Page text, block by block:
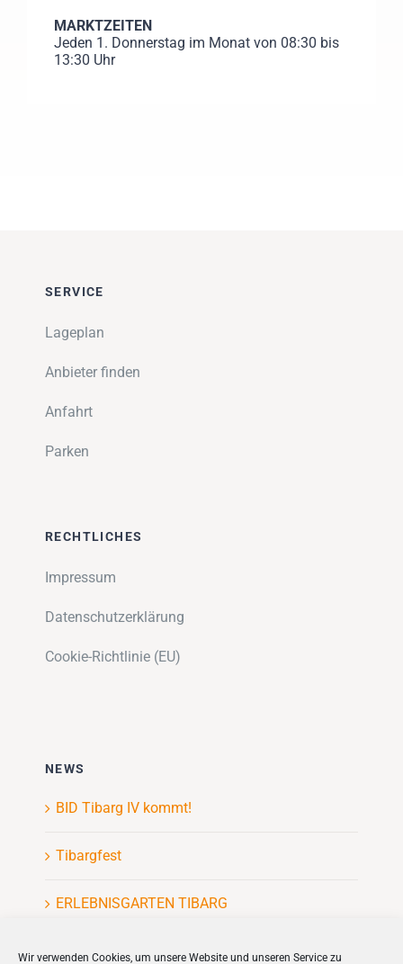
Wir verwenden Cookies, um unsere Website und unseren Service zu
MARKTZEITEN
Jeden 1. Donnerstag im Monat von 08:30 bis
13:30 Uhr
SERVICE
Lageplan
Anbieter finden
Anfahrt
Parken
RECHTLICHES
Impressum
Datenschutzerklärung
Cookie-Richtlinie (EU)
NEWS
BID Tibarg IV kommt!
Tibargfest
ERLEBNISGARTEN TIBARG
Kinderflohmarkt